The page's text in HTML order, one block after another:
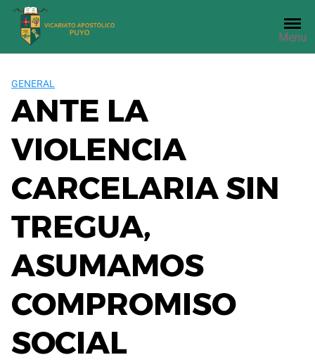
Saltar
contenido
Menu
GENERAL
ANTE LA
VIOLENCIA
CARCELARIA SIN
TREGUA,
ASUMAMOS
COMPROMISO
SOCIAL